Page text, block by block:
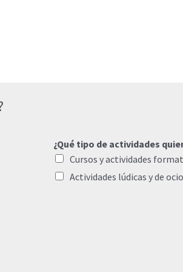
¿Qué tipo de actividades
Cursos y actividades
Actividades lúdicas y de ocio